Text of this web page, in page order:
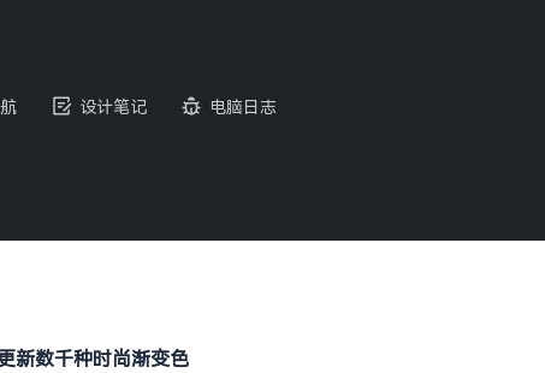
设计笔记 电脑日志
新数千种时尚渐变色